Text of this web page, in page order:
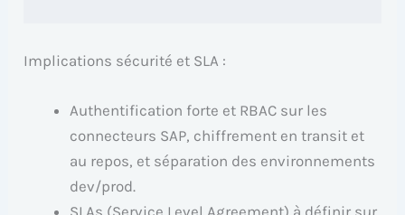
Implications sécurité et SLA :
Authentification forte et RBAC sur les
connecteurs SAP, chiffrement en transit et
au repos, et séparation des environnements
dev/prod.